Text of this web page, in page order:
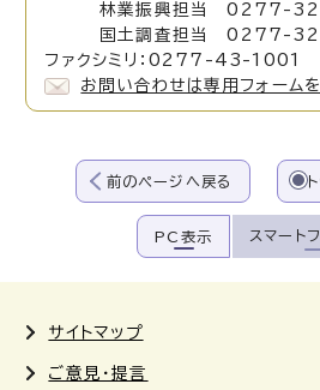
林業振興担当 0277-
国土調査担当 0277-
ファクシミリ：0277-43-1001
お問い合わせは専用フォーム
前のページへ戻る
PC表示 スマート
サイトマップ
ご意見・提言